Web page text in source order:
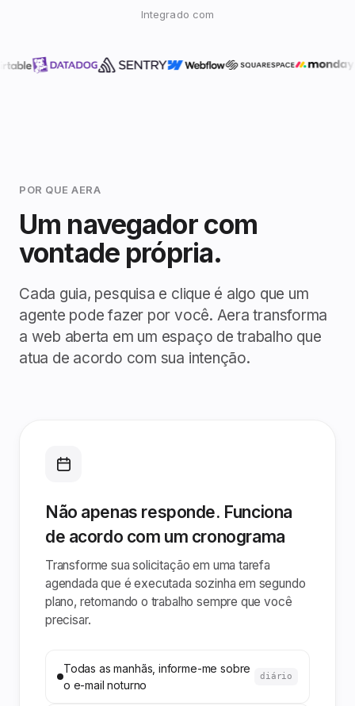
Integrado com
POR QUE AERA
Um navegador com
vontade própria.
Cada guia, pesquisa e clique é algo que um
agente pode fazer por você. Aera transforma
a web aberta em um espaço de trabalho que
atua de acordo com sua intenção.
Não apenas responde. Funciona
de acordo com um cronograma
Transforme sua solicitação em uma tarefa
agendada que é executada sozinha em segundo
plano, retomando o trabalho sempre que você
precisar.
Todas as manhãs, informe-me sobre
o e-mail noturno
diário